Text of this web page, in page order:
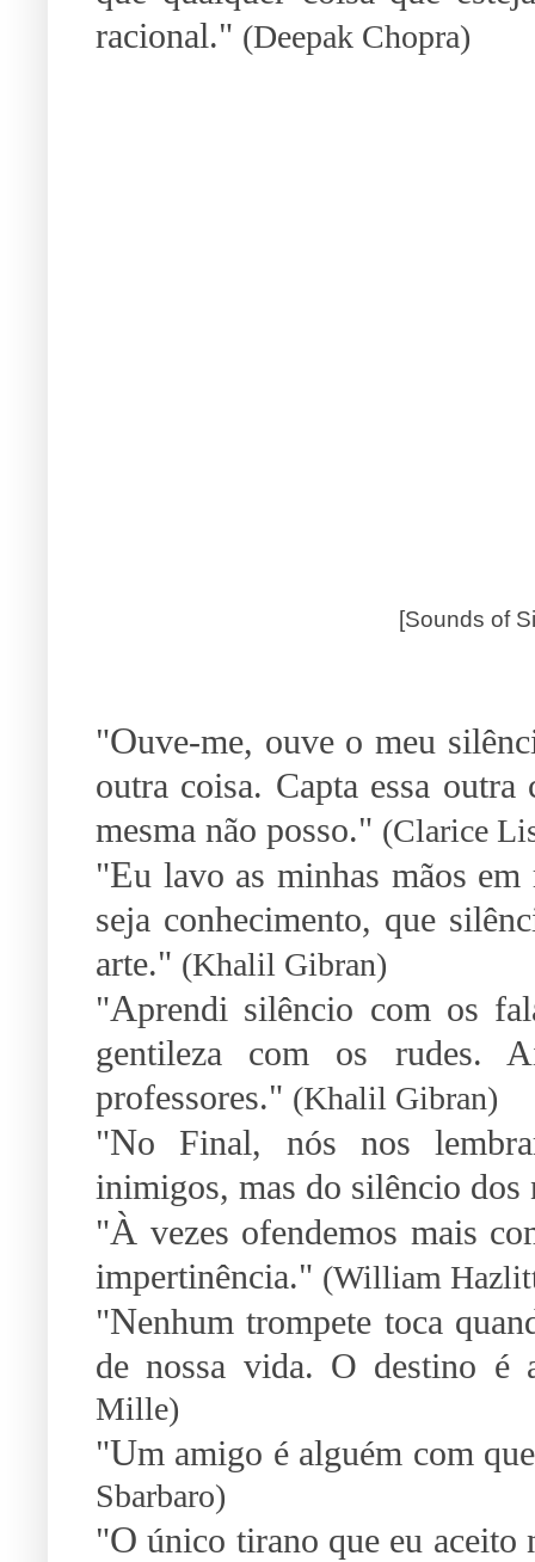
racional." (Deepak Chopra)
[Sounds of
"Ouve-me, ouve o meu
outra coisa. Capta essa
mesma não posso." (Clarice
"Eu lavo as minhas mãos
seja conhecimento, que
arte." (Khalil Gibran)
"Aprendi silêncio com os
gentileza com os rudes.
professores." (Khalil Gibran)
"No Final, nós nos
inimigos, mas do silêncio
"À vezes ofendemos mais
impertinência." (William
"Nenhum trompete toca
de nossa vida. O destino é
Mille)
"Um amigo é alguém com
Sbarbaro)
"O único tirano que eu aceito